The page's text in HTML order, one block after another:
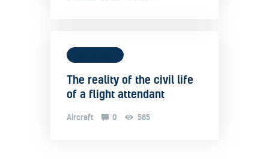
The reality of the civil life
of a flight attendant
Aircraft 0 565